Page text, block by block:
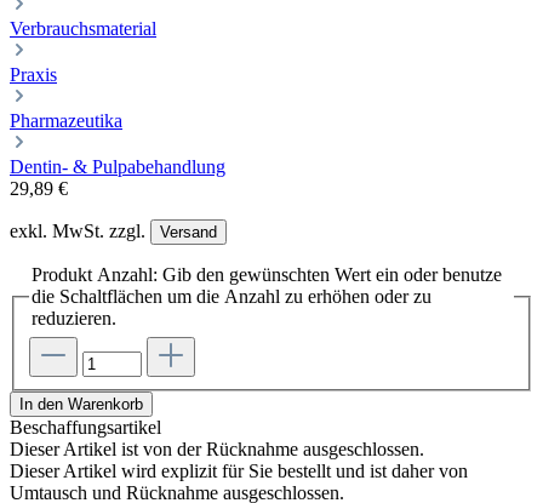
Verbrauchsmaterial
Praxis
Pharmazeutika
Dentin- & Pulpabehandlung
29,89 €
exkl. MwSt. zzgl. Versand
Produkt Anzahl: Gib den gewünschten Wert ein oder benutze
die Schaltflächen um die Anzahl zu erhöhen oder zu
reduzieren.
In den Warenkorb
Beschaffungsartikel
Dieser Artikel ist von der Rücknahme ausgeschlossen.
Dieser Artikel wird explizit für Sie bestellt und ist daher von
Umtausch und Rücknahme ausgeschlossen.